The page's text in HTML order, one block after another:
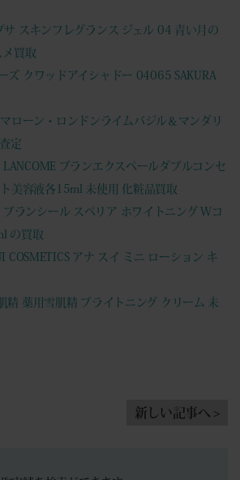
サ スキンフレグランス ジェル 04 青い月の
メ買取
ズ クワッドアイシャドー 04065 SAKURA
ローン・ロンドンライムバジル＆マンダリ
定
LANCOME ブランエクスペールダブルコンセ
美容液各15ml 未使用 化粧品買取
ブランシール スペリア ホワイトニング Wコ
の買取
COSMETICS アナ スイ ミニ ローション キ
精 薬用雪肌精 ブライトニング クリーム 未
新しい記事へ >